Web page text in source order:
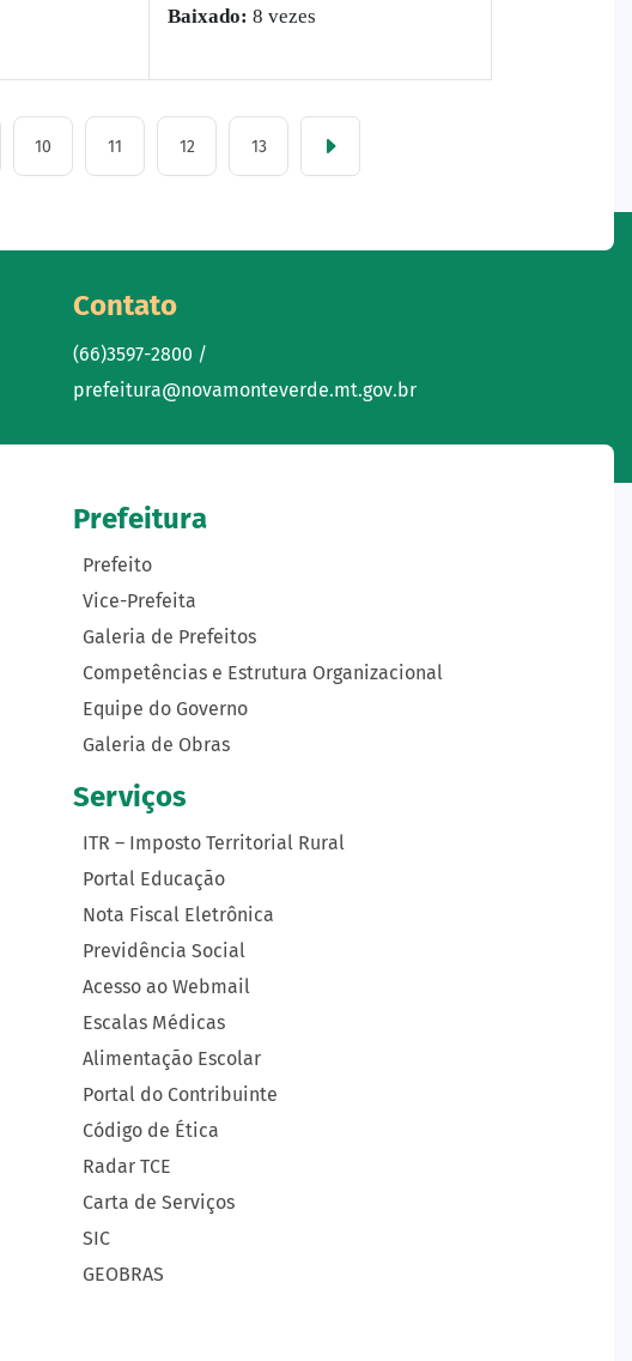
Baixado: 8 vezes
10 11 12 13
Contato
(66)3597-2800 /
prefeitura@novamonteverde.mt.gov.br
Prefeitura
Prefeito
Vice-Prefeita
Galeria de Prefeitos
Competências e Estrutura Organizacional
Equipe do Governo
Galeria de Obras
Serviços
ITR – Imposto Territorial Rural
Portal Educação
Nota Fiscal Eletrônica
Previdência Social
Acesso ao Webmail
Escalas Médicas
Alimentação Escolar
Portal do Contribuinte
Código de Ética
Radar TCE
Carta de Serviços
SIC
GEOBRAS